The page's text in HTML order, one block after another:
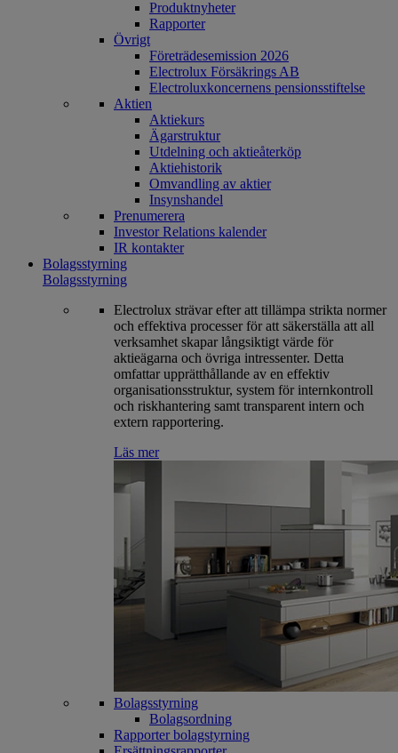
Produktnyheter
Rapporter
Övrigt
Företrädesemission 2026
Electrolux Försäkrings AB
Electroluxkoncernens pensionsstiftelse
Aktien
Aktiekurs
Ägarstruktur
Utdelning och aktieåterköp
Aktiehistorik
Omvandling av aktier
Insynshandel
Prenumerera
Investor Relations kalender
IR kontakter
Bolagsstyrning
Bolagsstyrning
Electrolux strävar efter att tillämpa strikta normer
och effektiva processer för att säkerställa att all
verksamhet skapar långsiktigt värde för
aktieägarna och övriga intressenter. Detta
omfattar upprätthållande av en effektiv
organisationsstruktur, system för internkontroll
och riskhantering samt transparent intern och
extern rapportering.
Läs mer
Bolagsstyrning
Bolagsordning
Rapporter bolagstyrning